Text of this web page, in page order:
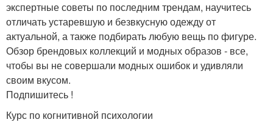
экспертные советы по последним трендам, научитесь
отличать устаревшую и безвкусную одежду от
актуальной, а также подбирать любую вещь по фигуре.
Обзор брендовых коллекций и модных образов - все,
чтобы вы не совершали модных ошибок и удивляли
своим вкусом.
Подпишитесь !
Курс по когнитивной психологии